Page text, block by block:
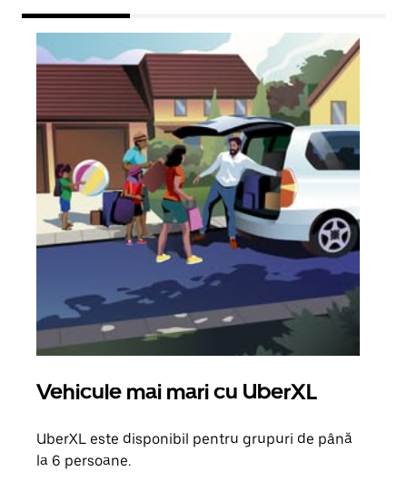
Vehicule mai mari cu UberXL
UberXL este disponibil pentru grupuri de până
la 6 persoane.